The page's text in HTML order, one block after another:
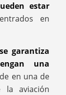
estar
en
garantiza
una
en una de
la aviación